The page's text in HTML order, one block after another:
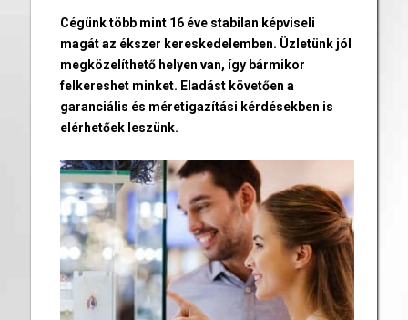
Cégünk több mint 16 éve stabilan képviseli
magát az ékszer kereskedelemben. Üzletünk jól
megközelíthető helyen van, így bármikor
felkereshet minket. Eladást követően a
garanciális és méretigazítási kérdésekben is
elérhetőek leszünk.